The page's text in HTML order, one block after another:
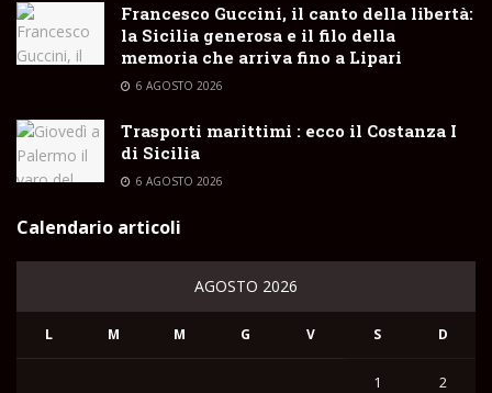
Francesco Guccini, il canto della libertà:
la Sicilia generosa e il filo della
memoria che arriva fino a Lipari
6 AGOSTO 2026
Trasporti marittimi : ecco il Costanza I
di Sicilia
6 AGOSTO 2026
Calendario articoli
AGOSTO 2026
L M M G V S D
1 2